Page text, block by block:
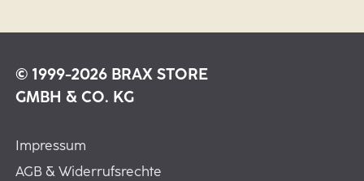
© 1999-2026 BRAX STORE
GMBH & CO. KG
Impressum
AGB & Widerrufsrechte